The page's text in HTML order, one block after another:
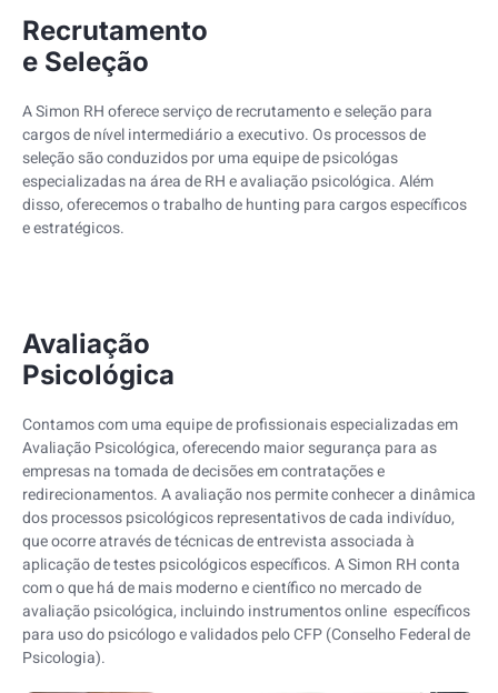
Recrutamento
e Seleção
A Simon RH oferece serviço de recrutamento e seleção para
cargos de nível intermediário a executivo. Os processos de
seleção são conduzidos por uma equipe de psicológas
especializadas na área de RH e avaliação psicológica. Além
disso, oferecemos o trabalho de hunting para cargos específicos
e estratégicos.
Avaliação
Psicológica
Contamos com uma equipe de profissionais especializadas em
Avaliação Psicológica, oferecendo maior segurança para as
empresas na tomada de decisões em contratações e
redirecionamentos. A avaliação nos permite conhecer a dinâmica
dos processos psicológicos representativos de cada indivíduo,
que ocorre através de técnicas de entrevista associada à
aplicação de testes psicológicos específicos. A Simon RH conta
com o que há de mais moderno e científico no mercado de
avaliação psicológica, incluindo instrumentos online específicos
para uso do psicólogo e validados pelo CFP (Conselho Federal de
Psicologia).